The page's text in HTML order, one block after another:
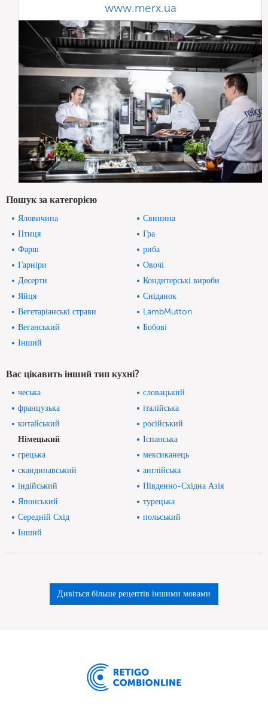
www.merx.ua
Пошук за категорією
Яловичина
Свинина
Птиця
Гра
Фарш
риба
Гарніри
Овочі
Десерти
Кондитерські вироби
Яйця
Сніданок
Вегетаріанські страви
LambMutton
Веганський
Бобові
Інший
Вас цікавить інший тип кухні?
чеська
словацький
французька
італійська
китайський
російський
Німецький
Іспанська
грецька
мексиканець
скандинавський
англійська
індійський
Південно-Східна Азія
Японський
турецька
Середній Схід
польський
Інший
Дивіться більше рецептів іншими мовами